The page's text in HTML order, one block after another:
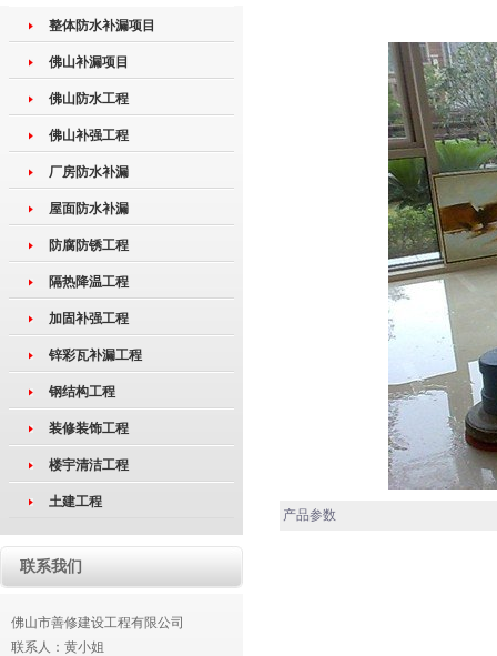
整体防水补漏项目
佛山补漏项目
佛山防水工程
佛山补强工程
厂房防水补漏
屋面防水补漏
防腐防锈工程
隔热降温工程
加固补强工程
锌彩瓦补漏工程
钢结构工程
装修装饰工程
楼宇清洁工程
土建工程
联系我们
佛山市善修建设工程有限公司
联系人：黄小姐
产品参数